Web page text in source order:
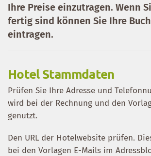
Ihre Preise einzutragen. Wenn
fertig sind können Sie Ihre
eintragen.
Hotel Stammdaten
Prüfen Sie Ihre Adresse und
wird bei der Rechnung und den
genutzt.
Den URL der Hotelwebsite prüfen.
bei den Vorlagen E-Mails im